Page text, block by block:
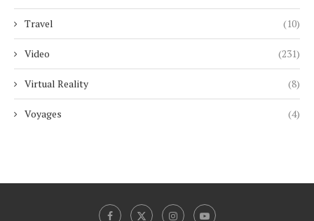
Travel (10)
Video (231)
Virtual Reality (8)
Voyages (4)